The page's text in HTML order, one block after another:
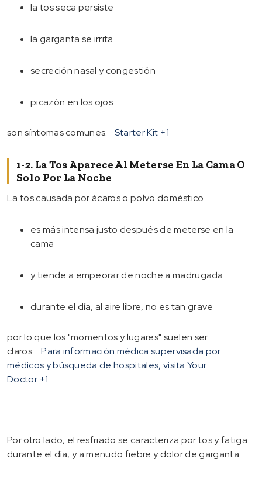
la tos seca persiste
la garganta se irrita
secreción nasal y congestión
picazón en los ojos
son síntomas comunes. Starter Kit +1
1-2. La Tos Aparece Al Meterse En La Cama O
Solo Por La Noche
La tos causada por ácaros o polvo doméstico
es más intensa justo después de meterse en la
cama
y tiende a empeorar de noche a madrugada
durante el día, al aire libre, no es tan grave
por lo que los "momentos y lugares" suelen ser
claros.
Para información médica supervisada por
médicos y búsqueda de hospitales, visita Your
Doctor +1
Por otro lado, el resfriado se caracteriza por tos y fatiga
durante el día, y a menudo fiebre y dolor de garganta.